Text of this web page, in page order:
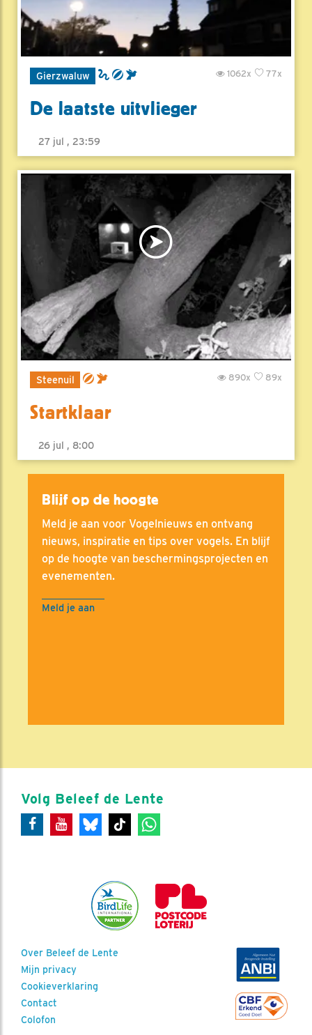
Gierzwaluw 77x
1062x
De laatste uitvlieger
27 jul , 23:59
Steenuil 89x
890x
Startklaar
26 jul , 8:00
Blijf op de hoogte
Meld je aan voor Vogelnieuws en ontvang
nieuws, inspiratie en tips over vogels. En blijf
op de hoogte van beschermingsprojecten en
evenementen.
Meld je aan
Volg Beleef de Lente
Over Beleef de Lente
Mijn privacy
Cookieverklaring
Contact
Colofon